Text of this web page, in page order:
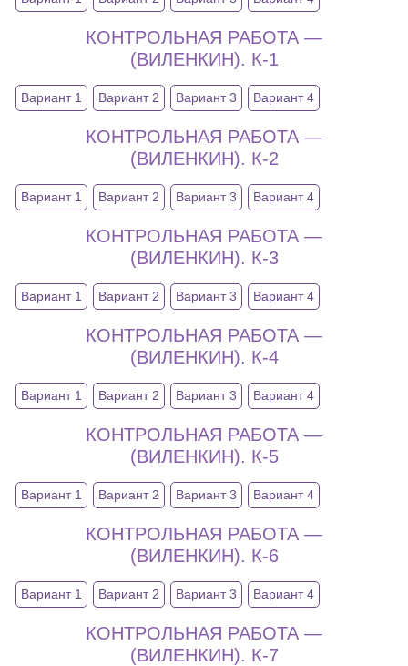
КОНТРОЛЬНАЯ РАБОТА —
(ВИЛЕНКИН). К-1
Вариант 1 Вариант 2 Вариант 3 Вариант 4
КОНТРОЛЬНАЯ РАБОТА —
(ВИЛЕНКИН). К-2
Вариант 1 Вариант 2 Вариант 3 Вариант 4
КОНТРОЛЬНАЯ РАБОТА —
(ВИЛЕНКИН). К-3
Вариант 1 Вариант 2 Вариант 3 Вариант 4
КОНТРОЛЬНАЯ РАБОТА —
(ВИЛЕНКИН). К-4
Вариант 1 Вариант 2 Вариант 3 Вариант 4
КОНТРОЛЬНАЯ РАБОТА —
(ВИЛЕНКИН). К-5
Вариант 1 Вариант 2 Вариант 3 Вариант 4
КОНТРОЛЬНАЯ РАБОТА —
(ВИЛЕНКИН). К-6
Вариант 1 Вариант 2 Вариант 3 Вариант 4
КОНТРОЛЬНАЯ РАБОТА —
(ВИЛЕНКИН). К-7